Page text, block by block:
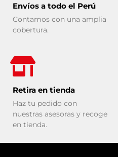
Envíos a todo el Perú
Contamos con una amplia
cobertura.
Retira en tienda
Haz tu pedido con
nuestras asesoras y recoge
en tienda.